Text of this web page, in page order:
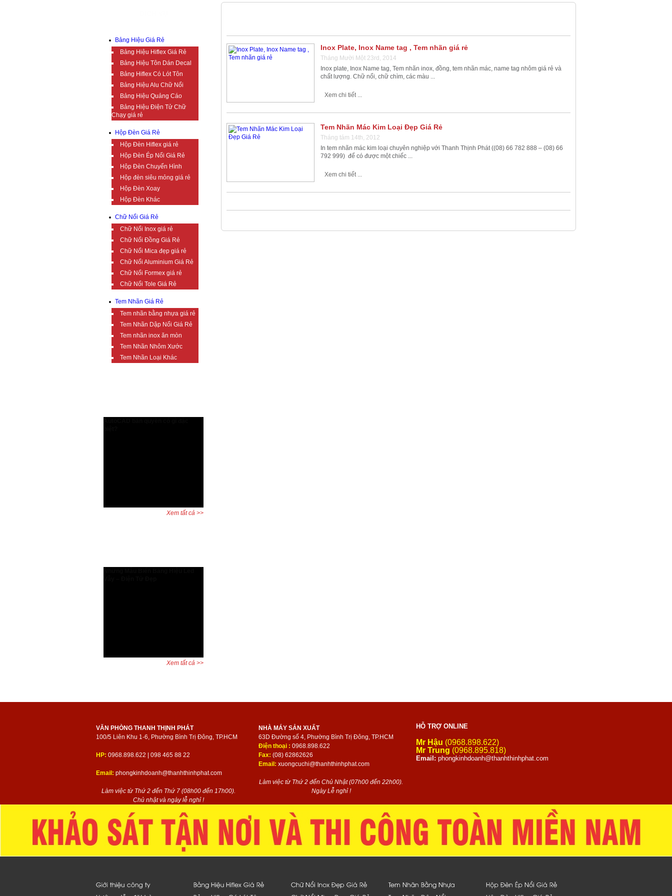
Bảng Hiệu Giá Rẻ
Bảng Hiệu Hiflex Giá Rẻ
Bảng Hiệu Tôn Dán Decal
Bảng Hiflex Có Lót Tôn
Bảng Hiệu Alu Chữ Nổi
Bảng Hiệu Quảng Cáo
Bảng Hiệu Điện Tử Chữ
Chạy giá rẻ
Hộp Đèn Giá Rẻ
Hộp Đèn Hiflex giá rẻ
Hộp Đèn Ép Nổi Giá Rẻ
Hộp Đèn Chuyển Hình
Hộp đèn siêu mỏng giá rẻ
Hộp Đèn Xoay
Hộp Đèn Khác
Chữ Nổi Giá Rẻ
Chữ Nổi Inox giá rẻ
Chữ Nổi Đồng Giá Rẻ
Chữ Nổi Mica đẹp giá rẻ
Chữ Nổi Aluminium Giá Rẻ
Chữ Nổi Formex giá rẻ
Chữ Nổi Tole Giá Rẻ
Tem Nhãn Giá Rẻ
Tem nhãn bằng nhựa giá rẻ
Tem Nhãn Dập Nổi Giá Rẻ
Tem nhãn inox ăn mòn
Tem Nhãn Nhôm Xước
Tem Nhãn Loại Khác
Xem tất cả >>
Xem tất cả >>
Inox Plate, Inox Name tag , Tem nhãn giá rẻ
Tháng Mười Một 23rd, 2014
Inox plate, Inox Name tag, Tem nhãn inox, đồng, tem nhãn mác, name tag nhôm giá rẻ và
chất lượng. Chữ nổi, chữ chìm, các màu ...
Xem chi tiết ...
Tem Nhãn Mác Kim Loại Đẹp Giá Rẻ
Tháng tám 14th, 2012
In tem nhãn mác kim loại chuyên nghiệp với Thanh Thịnh Phát ((08) 66 782 888 – (08) 66
792 999) để có được một chiếc ...
Xem chi tiết ...
VĂN PHÒNG THANH THỊNH PHÁT
100/5 Liên Khu 1-6, Phường Bình Trị Đông, TP.HCM
HP: 0968.898.622 | 098 465 88 22
Email: phongkinhdoanh@thanhthinhphat.com
Làm việc từ Thứ 2 đến Thứ 7 (08h00 đến 17h00).
Chủ nhật và ngày lễ nghỉ !
NHÀ MÁY SẢN XUẤT
63D Đường số 4, Phường Bình Trị Đông, TP.HCM
Điện thoại : 0968.898.622
Fax: (08) 62862626
Email: xuongcuchi@thanhthinhphat.com
Làm việc từ Thứ 2 đến Chủ Nhật (07h00 đến 22h00).
Ngày Lễ nghỉ !
HỖ TRỢ ONLINE
Mr Hậu (0968.898.622)
Mr Trung (0968.895.818)
Email: phongkinhdoanh@thanhthinhphat.com